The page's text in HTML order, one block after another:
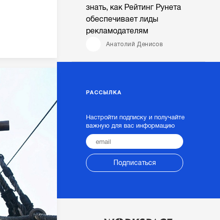
знать, как Рейтинг Рунета
обеспечивает лиды
рекламодателям
Анатолий Денисов
РАССЫЛКА
Настройти подписку и получайте
важную для вас информацию
Подписаться